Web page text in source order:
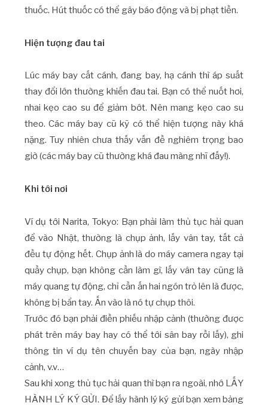
thuốc. Hút thuốc có thể gây báo động và bị phạt tiền.
Hiện tượng đau tai
Lúc máy bay cất cánh, đang bay, hạ cánh thì áp suất
thay đổi lớn thường khiến đau tai. Bạn có thể nuốt hơi,
nhai kẹo cao su để giảm bớt. Nên mang kẹo cao su
theo. Các máy bay cũ kỹ có thể hiện tượng này khá
nặng. Tuy nhiên chưa thấy vấn đề nghiêm trọng bao
giờ (các máy bay cũ thường khá đau màng nhĩ đấy!).
Khi tới nơi
Ví dụ tới Narita, Tokyo: Bạn phải làm thủ tục hải quan
để vào Nhật, thường là chụp ảnh, lấy vân tay, tất cả
đều tự động hết. Chụp ảnh là do máy camera ngay tại
quầy chụp, bạn không cần làm gì, lấy vân tay cũng là
máy quang tự động, chỉ cần ấn hai ngón trỏ lên là được,
không bị bẩn tay. Ấn vào là nó tự chụp thôi.
Trước đó bạn phải điền phiếu nhập cảnh (thường được
phát trên máy bay hay có thể tới sân bay rồi lấy), ghi
thông tin ví dụ tên chuyến bay của bạn, ngày nhập
cảnh, v.v…
Sau khi xong thủ tục hải quan thì bạn ra ngoài, nhớ LẤY
HÀNH LÝ KÝ GỬI. Để lấy hành lý ký gửi bạn xem bảng